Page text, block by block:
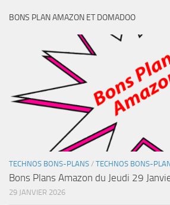
BONS PLAN AMAZON ET DOMADOO
TECHNOS BONS-PLANS / TECHNOS BONS-
Bons Plans Amazon du Jeudi 29
29 JANVIER 2026